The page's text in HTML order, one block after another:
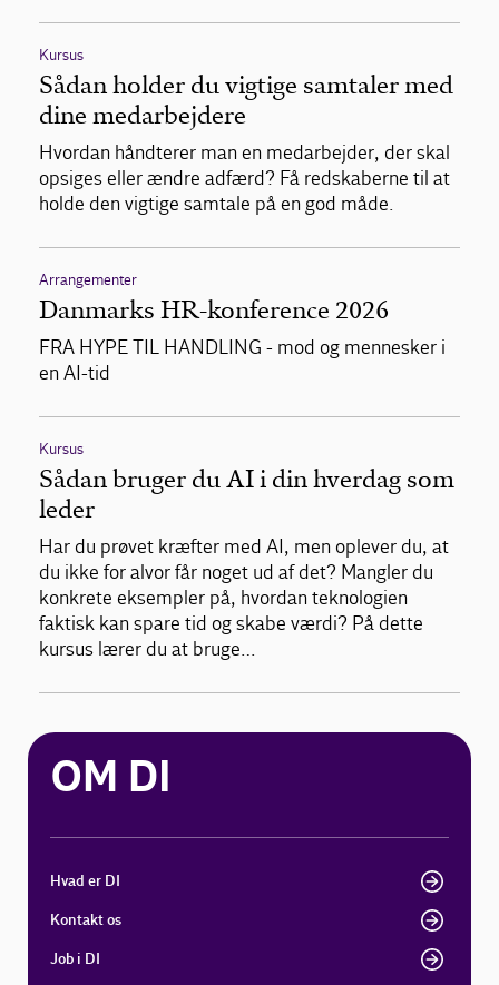
Kursus
Sådan holder du vigtige samtaler med
dine medarbejdere
Hvordan håndterer man en medarbejder, der skal
opsiges eller ændre adfærd? Få redskaberne til at
holde den vigtige samtale på en god måde.
Arrangementer
Danmarks HR-konference 2026
FRA HYPE TIL HANDLING - mod og mennesker i
en AI-tid
Kursus
Sådan bruger du AI i din hverdag som
leder
Har du prøvet kræfter med AI, men oplever du, at
du ikke for alvor får noget ud af det? Mangler du
konkrete eksempler på, hvordan teknologien
faktisk kan spare tid og skabe værdi? På dette
kursus lærer du at bruge…
OM DI
Hvad er DI
Kontakt os
Job i DI